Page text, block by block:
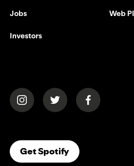
Jobs
Investors
Web
(opens in a new tab)(opens in a new tab)
(opens in a
Get Spotify(opens In A